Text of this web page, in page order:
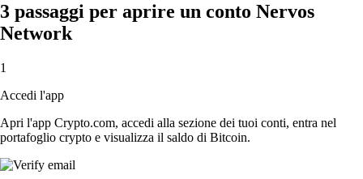
3 passaggi per aprire un conto Nervos
Network
1
Accedi l'app
Apri l'app Crypto.com, accedi alla sezione dei tuoi conti, entra nel
portafoglio crypto e visualizza il saldo di Bitcoin.